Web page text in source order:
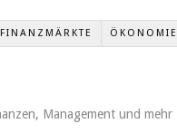
FINANZMÄRKTE
Management und mehr